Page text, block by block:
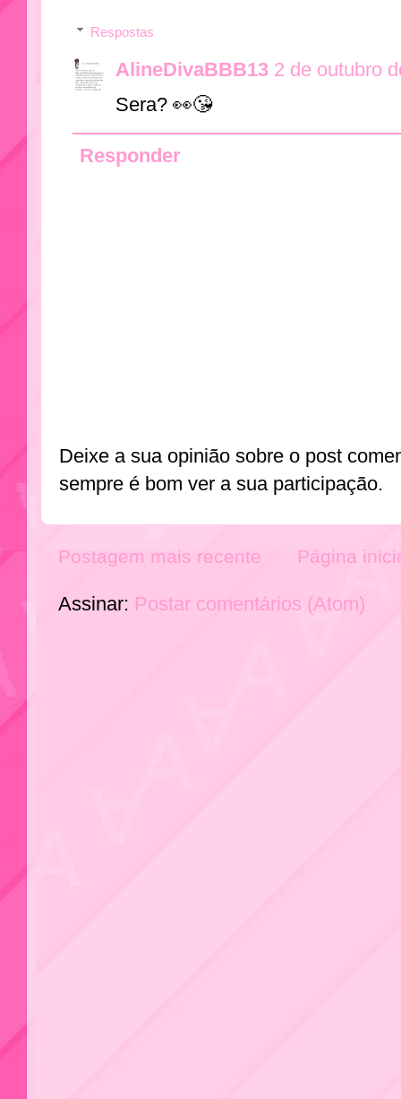
Respostas
AlineDivaBBB13 2 de outubro
Sera? 👀😘
Responder
Deixe a sua opinião sobre o post
sempre é bom ver a sua participação.
Postagem mais recente Página
Assinar: Postar comentários (Atom)